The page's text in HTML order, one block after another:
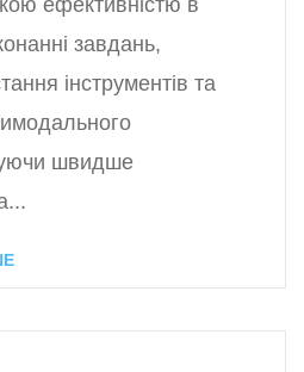
завдань,
інструментів та
швидше